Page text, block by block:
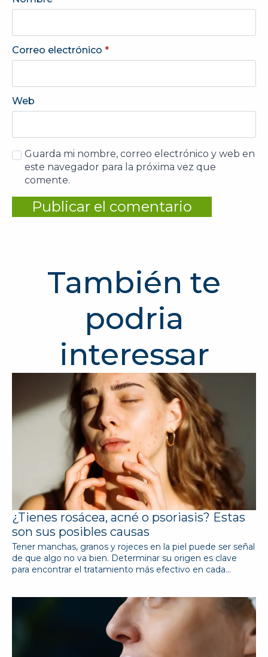
Correo electrónico *
Web
Guarda mi nombre, correo electrónico y web en
este navegador para la próxima vez que
comente.
También te
podria
interessar
¿Tienes rosácea, acné o psoriasis? Estas
son sus posibles causas
Tener manchas, granos y rojeces en la piel puede ser señal
de que algo no va bien. Determinar su origen es clave
para encontrar el tratamiento más efectivo en cada…